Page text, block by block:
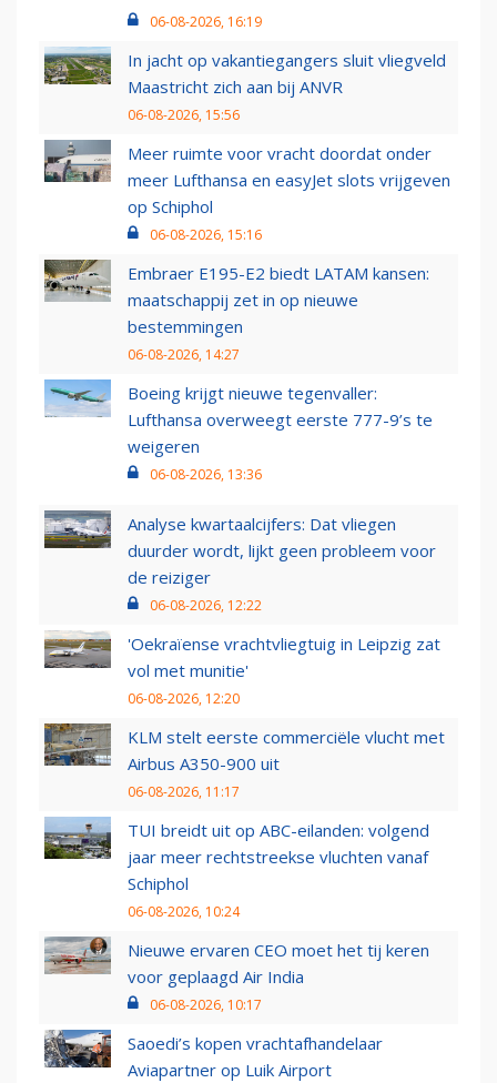
06-08-2026, 16:19
In jacht op vakantiegangers sluit vliegveld
Maastricht zich aan bij ANVR
06-08-2026, 15:56
Meer ruimte voor vracht doordat onder
meer Lufthansa en easyJet slots vrijgeven
op Schiphol
06-08-2026, 15:16
Embraer E195-E2 biedt LATAM kansen:
maatschappij zet in op nieuwe
bestemmingen
06-08-2026, 14:27
Boeing krijgt nieuwe tegenvaller:
Lufthansa overweegt eerste 777-9’s te
weigeren
06-08-2026, 13:36
Analyse kwartaalcijfers: Dat vliegen
duurder wordt, lijkt geen probleem voor
de reiziger
06-08-2026, 12:22
'Oekraïense vrachtvliegtuig in Leipzig zat
vol met munitie'
06-08-2026, 12:20
KLM stelt eerste commerciële vlucht met
Airbus A350-900 uit
06-08-2026, 11:17
TUI breidt uit op ABC-eilanden: volgend
jaar meer rechtstreekse vluchten vanaf
Schiphol
06-08-2026, 10:24
Nieuwe ervaren CEO moet het tij keren
voor geplaagd Air India
06-08-2026, 10:17
Saoedi’s kopen vrachtafhandelaar
Aviapartner op Luik Airport